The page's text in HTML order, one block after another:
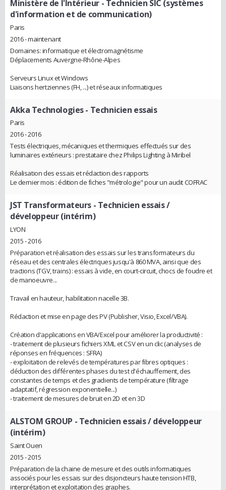
Ministère de l'Intérieur- Technicien SIC (systèmes
d'information et de communication)
Paris
2016 - maintenant
Domaines: informatique et électromagnétisme
Déplacements Auvergne-Rhône-Alpes
Serveurs Linux et Windows
Liaisons hertziennes (FH, ...) et réseaux informatiques
Akka Technologies- Technicien essais
Paris
2016 - 2016
Tests électriques, mécaniques et thermiques effectués sur des
luminaires extérieurs : prestataire chez Philips Lighting à Miribel
Réalisation des essais et rédaction des rapports
Le dernier mois : édition de fiches "métrologie" pour un audit COFRAC
JST Transformateurs - Technicien essais /
développeur (intérim)
LYON
2015 - 2016
Préparation et réalisation des essais sur les transformateurs du
réseau et des centrales électriques jusqu'à 860 MVA, ainsi que des
tractions (TGV, trains) : essais à vide, en court-circuit, chocs de foudre et
de manoeuvre...
Travail en hauteur, habilitation nacelle 3B.
Rédaction et mise en page des PV (Publisher, Visio, Excel/VBA).
Création d'applications en VBA/Excel pour améliorer la productivité :
- traitement de plusieurs fichiers XML et CSV en un clic (analyses de
réponses en fréquences : SFRA)
- exploitation de relevés de températures par fibres optiques :
déduction des différentes phases du test d'échauffement, des
constantes de temps et des gradients de température (filtrage
adaptatif, régression exponentielle...)
- traitement de mesures de bruit en 2D et en 3D
ALSTOM GROUP - Technicien essais / développeur
(intérim)
Saint Ouen
2015 - 2015
Préparation de la chaine de mesure et des outils informatiques
associés pour les essais sur des disjoncteurs haute tension HTB,
interprétation et exploitation des graphes.